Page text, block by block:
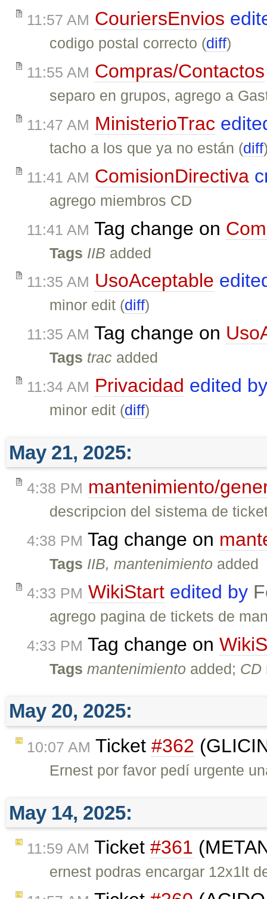
11:57 AM CouriersEnvios
codigo postal correcto (diff)
11:55 AM Compras/Contactos
separo en grupos, agrego a
11:47 AM MinisterioTrac
tacho a los que ya no están (diff
11:41 AM ComisionDirectiva
agrego miembros CD
11:41 AM Tag change on
Tags IIB added
11:35 AM UsoAceptable
minor edit (diff)
11:35 AM Tag change on
Tags trac added
11:34 AM Privacidad edited
minor edit (diff)
May 21, 2025:
4:38 PM mantenimiento/
descripcion del sistema de
4:38 PM Tag change on
Tags IIB, mantenimiento added
4:33 PM WikiStart edited by
agrego pagina de tickets de
4:33 PM Tag change on
Tags mantenimiento added; CD
May 20, 2025:
10:07 AM Ticket #362
Ernest por favor pedí urgente
May 14, 2025:
11:59 AM Ticket #361
ernest podras encargar 12x1lt